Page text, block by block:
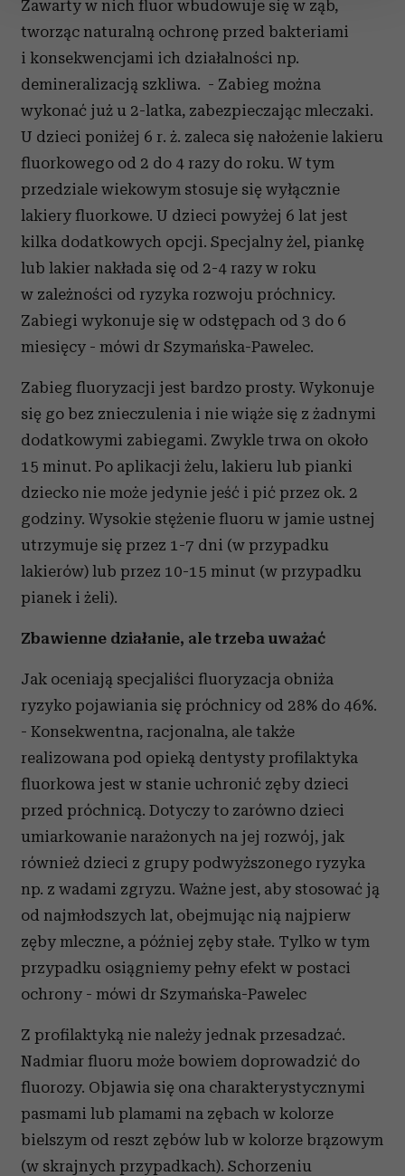
Wykorzystujemy pliki cookie do spersonalizowania treści
i reklam, aby oferować funkcje społecznościowe i
analizować ruch w naszej witrynie. Informacje o tym, jak
korzystasz z naszej witryny, udostępniamy partnerom
społecznościowym, reklamowym i analitycznym.
Partnerzy mogą połączyć te informacje z innymi danymi
otrzymanymi od Ciebie lub uzyskanymi podczas
korzystania z ich usług.
Zawarty w nich fluor wbudowuje się w ząb,
tworząc naturalną ochronę przed bakteriami
i konsekwencjami ich działalności np.
demineralizacją szkliwa. - Zabieg można
wykonać już u 2-latka, zabezpieczając mleczaki.
U dzieci poniżej 6 r. ż. zaleca się nałożenie lakieru
fluorkowego od 2 do 4 razy do roku. W tym
przedziale wiekowym stosuje się wyłącznie
lakiery fluorkowe. U dzieci powyżej 6 lat jest
kilka dodatkowych opcji. Specjalny żel, piankę
lub lakier nakłada się od 2-4 razy w roku
w zależności od ryzyka rozwoju próchnicy.
Zabiegi wykonuje się w odstępach od 3 do 6
miesięcy - mówi dr Szymańska-Pawelec.
Zabieg fluoryzacji jest bardzo prosty. Wykonuje
się go bez znieczulenia i nie wiąże się z żadnymi
dodatkowymi zabiegami. Zwykle trwa on około
15 minut. Po aplikacji żelu, lakieru lub pianki
dziecko nie może jedynie jeść i pić przez ok. 2
godziny. Wysokie stężenie fluoru w jamie ustnej
utrzymuje się przez 1-7 dni (w przypadku
lakierów) lub przez 10-15 minut (w przypadku
pianek i żeli).
Zbawienne działanie, ale trzeba uważać
Jak oceniają specjaliści fluoryzacja obniża
ryzyko pojawiania się próchnicy od 28% do 46%.
- Konsekwentna, racjonalna, ale także
realizowana pod opieką dentysty profilaktyka
fluorkowa jest w stanie uchronić zęby dzieci
przed próchnicą. Dotyczy to zarówno dzieci
umiarkowanie narażonych na jej rozwój, jak
również dzieci z grupy podwyższonego ryzyka
np. z wadami zgryzu. Ważne jest, aby stosować ją
od najmłodszych lat, obejmując nią najpierw
zęby mleczne, a później zęby stałe. Tylko w tym
przypadku osiągniemy pełny efekt w postaci
ochrony - mówi dr Szymańska-Pawelec
Z profilaktyką nie należy jednak przesadzać.
Nadmiar fluoru może bowiem doprowadzić do
fluorozy. Objawia się ona charakterystycznymi
pasmami lub plamami na zębach w kolorze
bielszym od reszt zębów lub w kolorze brązowym
(w skrajnych przypadkach). Schorzeniu